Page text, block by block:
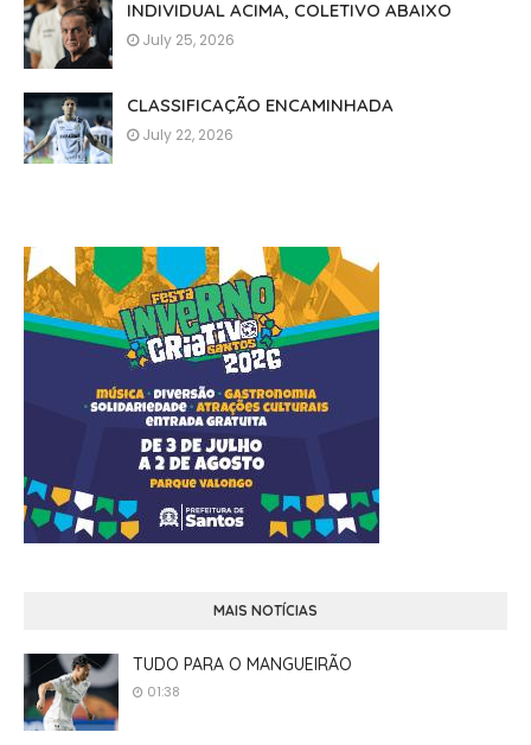
INDIVIDUAL ACIMA, COLETIVO ABAIXO
July 25, 2026
CLASSIFICAÇÃO ENCAMINHADA
July 22, 2026
MAIS NOTÍCIAS
TUDO PARA O MANGUEIRÃO
01:38